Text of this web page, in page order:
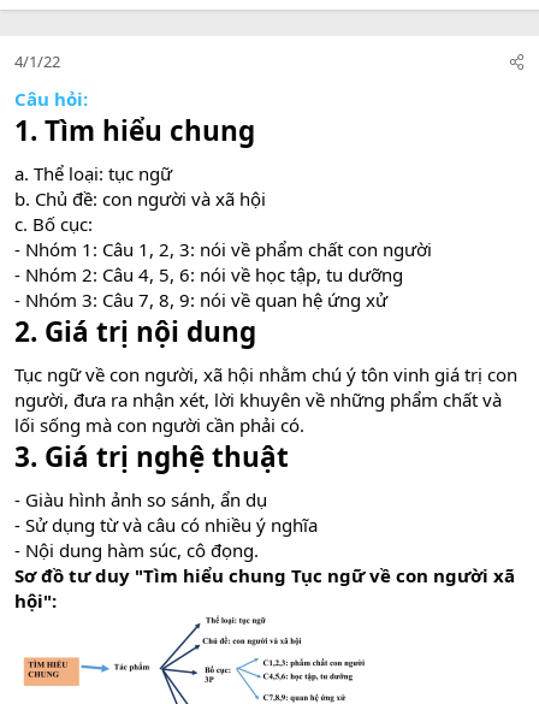
4/1/22
Câu hỏi:
1. Tìm hiểu chung
a. Thể loại: tục ngữ
b. Chủ đề: con người và xã hội
c. Bố cục:
- Nhóm 1: Câu 1, 2, 3: nói về phẩm chất con người
- Nhóm 2: Câu 4, 5, 6: nói về học tập, tu dưỡng
- Nhóm 3: Câu 7, 8, 9: nói về quan hệ ứng xử
2. Giá trị nội dung
Tục ngữ về con người, xã hội nhằm chú ý tôn vinh giá trị con
người, đưa ra nhận xét, lời khuyên về những phẩm chất và
lối sống mà con người cần phải có.
3. Giá trị nghệ thuật
- Giàu hình ảnh so sánh, ẩn dụ
- Sử dụng từ và câu có nhiều ý nghĩa
- Nội dung hàm súc, cô đọng.
Sơ đồ tư duy "Tìm hiểu chung Tục ngữ về con người xã
hội":